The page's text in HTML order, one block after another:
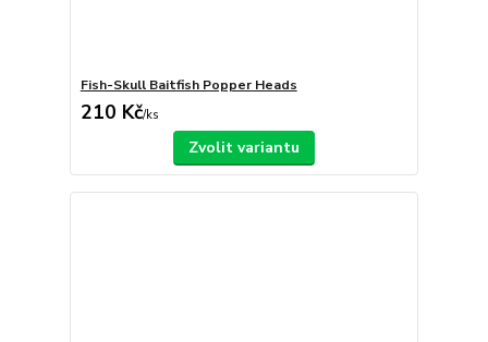
Fish-Skull Baitfish Popper Heads
210 Kč/ks
Zvolit variantu